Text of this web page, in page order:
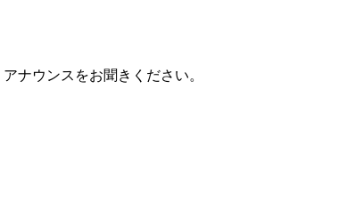
ウンスをお聞きください。